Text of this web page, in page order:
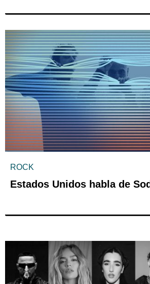
ROCK
Estados Unidos habla de